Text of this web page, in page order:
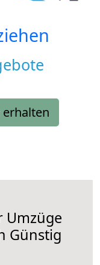
erhalten
Umzüge
Günstig